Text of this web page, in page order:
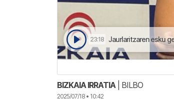
23:18 Jaurlaritzaren esku geratu ez
BIZKAIA IRRATIA| BILBO
2025/07/18 • 10:42